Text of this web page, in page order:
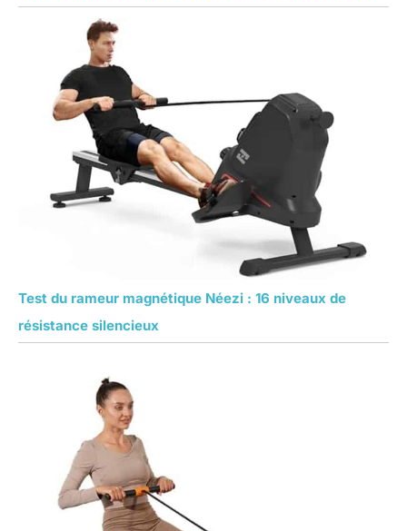
Test du rameur magnétique Néezi : 16 niveaux de
résistance silencieux